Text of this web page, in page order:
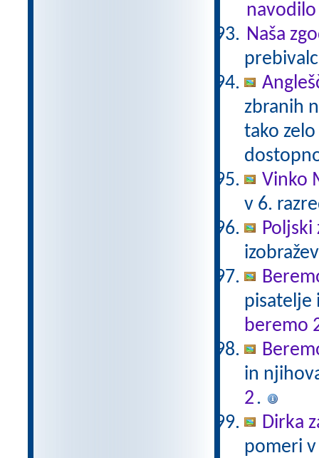
navodilo
Naša
zbranih
tako
Vinko
v 6.
Poljski
pisatelje
beremo
in
2.
Dirka
pomeri